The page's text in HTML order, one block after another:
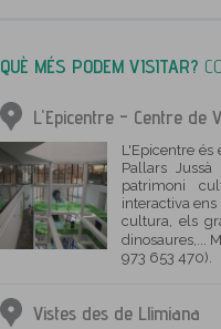
QUÈ MÉS PODEM VISITAR?
L'Epicentre - Centre de
L'Epicentre
Pallars
patrimoni
interactiva
cultura, els
dinosaures,...
973 653 470).
Vistes des de Llimiana